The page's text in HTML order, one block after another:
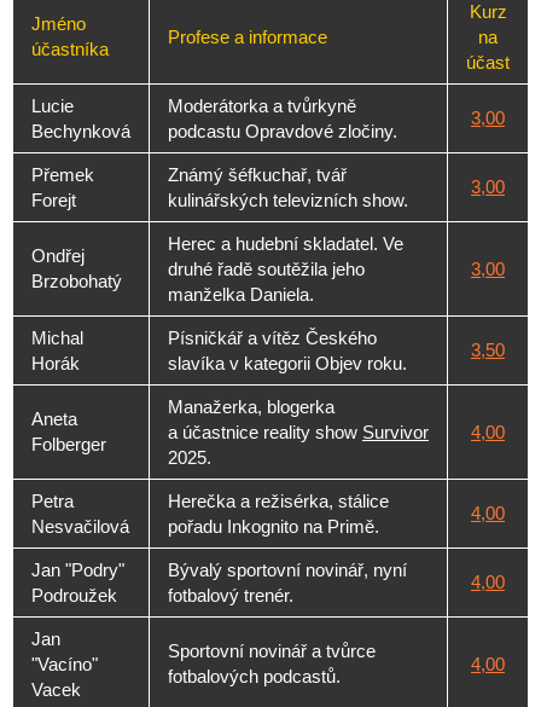
Jméno
účastníka
Profese a informace
Kurz
na
účast
Lucie
Bechynková
Moderátorka a tvůrkyně
podcastu Opravdové zločiny.
3,00
Přemek
Forejt
Známý šéfkuchař, tvář
kulinářských televizních show.
3,00
Ondřej
Brzobohatý
Herec a hudební skladatel. Ve
druhé řadě soutěžila jeho
manželka Daniela.
3,00
Michal
Horák
Písničkář a vítěz Českého
slavíka v kategorii Objev roku.
3,50
Aneta
Folberger
Manažerka, blogerka
a účastnice reality show Survivor
2025.
4,00
Petra
Nesvačilová
Herečka a režisérka, stálice
pořadu Inkognito na Primě.
4,00
Jan "Podry"
Podroužek
Bývalý sportovní novinář, nyní
fotbalový trenér.
4,00
Jan
"Vacíno"
Vacek
Sportovní novinář a tvůrce
fotbalových podcastů.
4,00